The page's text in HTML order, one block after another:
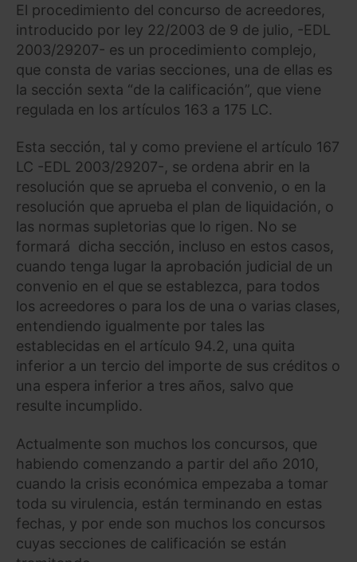
El procedimiento del concurso de acreedores,
introducido por ley 22/2003 de 9 de julio, -EDL
2003/29207- es un procedimiento complejo,
que consta de varias secciones, una de ellas es
la sección sexta “de la calificación”, que viene
regulada en los artículos 163 a 175 LC.
Esta sección, tal y como previene el artículo 167
LC -EDL 2003/29207-, se ordena abrir en la
resolución que se aprueba el convenio, o en la
resolución que aprueba el plan de liquidación, o
las normas supletorias que lo rigen. No se
formará dicha sección, incluso en estos casos,
cuando tenga lugar la aprobación judicial de un
convenio en el que se establezca, para todos
los acreedores o para los de una o varias clases,
entendiendo igualmente por tales las
establecidas en el artículo 94.2, una quita
inferior a un tercio del importe de sus créditos o
una espera inferior a tres años, salvo que
resulte incumplido.
Actualmente son muchos los concursos, que
habiendo comenzando a partir del año 2010,
cuando la crisis económica empezaba a tomar
toda su virulencia, están terminando en estas
fechas, y por ende son muchos los concursos
cuyas secciones de calificación se están